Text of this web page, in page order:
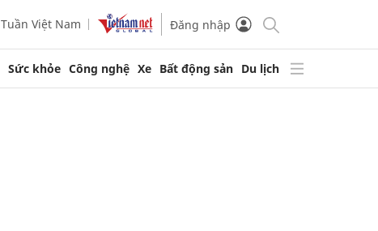
Tuần Việt Nam Đăng nhập
Sức khỏe Công nghệ Xe Bất động sản Du lịch